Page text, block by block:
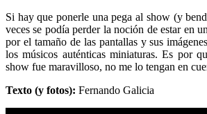
Si hay que ponerle una pega al show (y
veces se podía perder la noción de estar en
por el tamaño de las pantallas y sus
los músicos auténticas miniaturas. Es por
show fue maravilloso, no me lo tengan en
Texto (y fotos): Fernando Galicia